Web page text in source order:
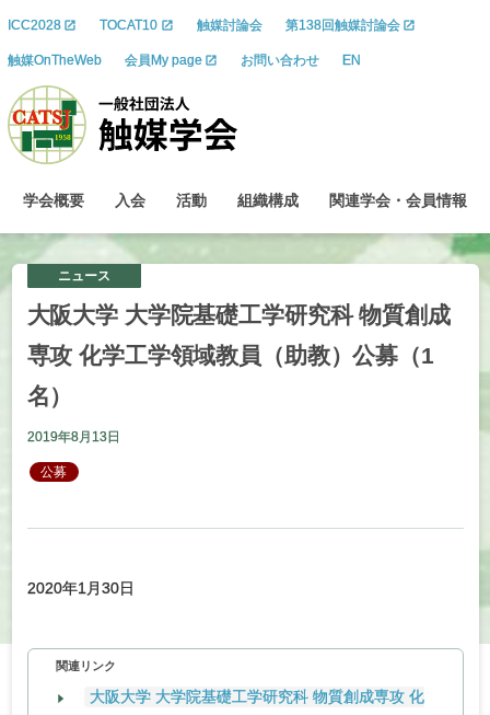
ICC2028 TOCAT10 触媒討論会 第138回触媒討論会
触媒OnTheWeb 会員My page お問い合わせ EN
学会概要 入会 活動 組織構成 関連学会 ・ 会員情報
ニュース
大阪大学 大学院基礎工学研究科 物質創成
専攻 化学工学領域教員 （助教）公募 （1
名）
2019年8月13日
公募
2020年1月30日
関連リンク
大阪大学 大学院基礎工学研究科 物質創成専攻 化